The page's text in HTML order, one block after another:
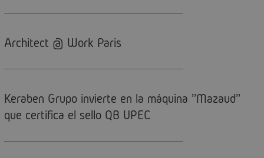
Architect @ Work Paris
Keraben Grupo invierte en la máquina ''Mazaud''
que certifica el sello QB UPEC